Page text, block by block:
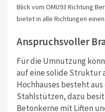
Blick vom OMU93 Richtung
bietet in alle Richtungen
Anspruchsvoller
Für die Umnutzung
auf eine solide Struktur
Hochhauses besteht
Stahlstützen, dazu
Betonkerne mit Liften